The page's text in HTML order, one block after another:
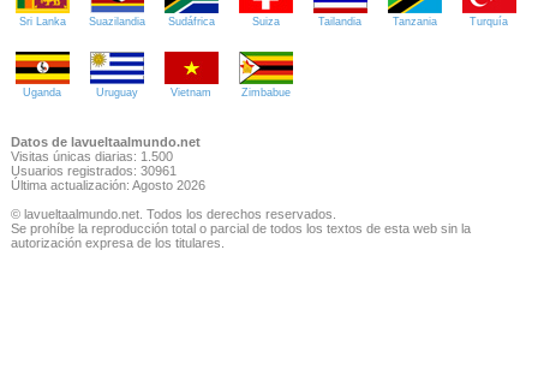
Sri Lanka Suazilandia Sudáfrica Suiza Tailandia Tanzania Turquía
Uganda Uruguay Vietnam Zimbabue
Datos de lavueltaalmundo.net
Visitas únicas diarias: 1.500
Usuarios registrados: 30961
Última actualización: Agosto 2026
© lavueltaalmundo.net. Todos los derechos reservados.
Se prohíbe la reproducción total o parcial de todos los textos de esta web sin la
autorización expresa de los titulares.